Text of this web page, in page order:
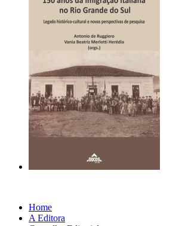
Home
A Editora